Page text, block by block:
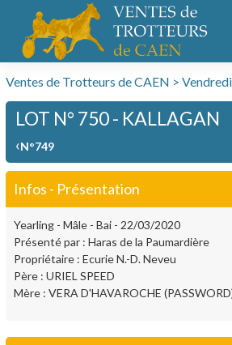
Ventes de Trotteurs de CAEN >
LOT N° 750 - KALLAGAN
‹N°749
Infos - Présentation
Yearling - Mâle - Bai - 22/03/2020
Présenté par : Haras de la Paumardière
Propriétaire : Ecurie N.-D. Neveu
Père : URIEL SPEED
Mère : VERA D'HAVAROCHE